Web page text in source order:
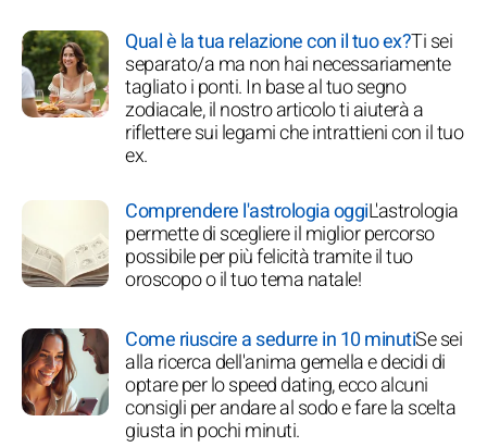
Qual è la tua relazione con il tuo ex?Ti sei
separato/a ma non hai necessariamente
tagliato i ponti. In base al tuo segno
zodiacale, il nostro articolo ti aiuterà a
riflettere sui legami che intrattieni con il tuo
ex.
Comprendere l'astrologia oggiL'astrologia
permette di scegliere il miglior percorso
possibile per più felicità tramite il tuo
oroscopo o il tuo tema natale!
Come riuscire a sedurre in 10 minutiSe sei
alla ricerca dell'anima gemella e decidi di
optare per lo speed dating, ecco alcuni
consigli per andare al sodo e fare la scelta
giusta in pochi minuti.